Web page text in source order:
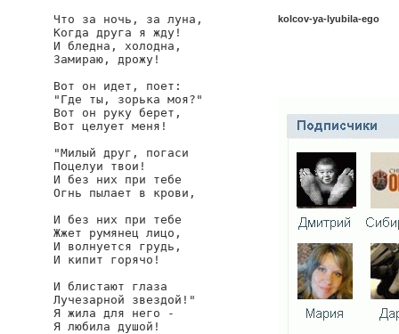
Что за ночь, за луна,
Когда друга я жду!
И бледна, холодна,
Замираю, дрожу!
Вот он идет, поет:
"Где ты, зорька моя?"
Вот он руку берет,
Вот целует меня!
"Милый друг, погаси
Поцелуи твои!
И без них при тебе
Огнь пылает в крови,
И без них при тебе
Жжет румянец лицо,
И волнуется грудь,
И кипит горячо!
И блистают глаза
Лучезарной звездой!"
Я жила для него -
Я любила душой!
kolcov-ya-lyubila-ego